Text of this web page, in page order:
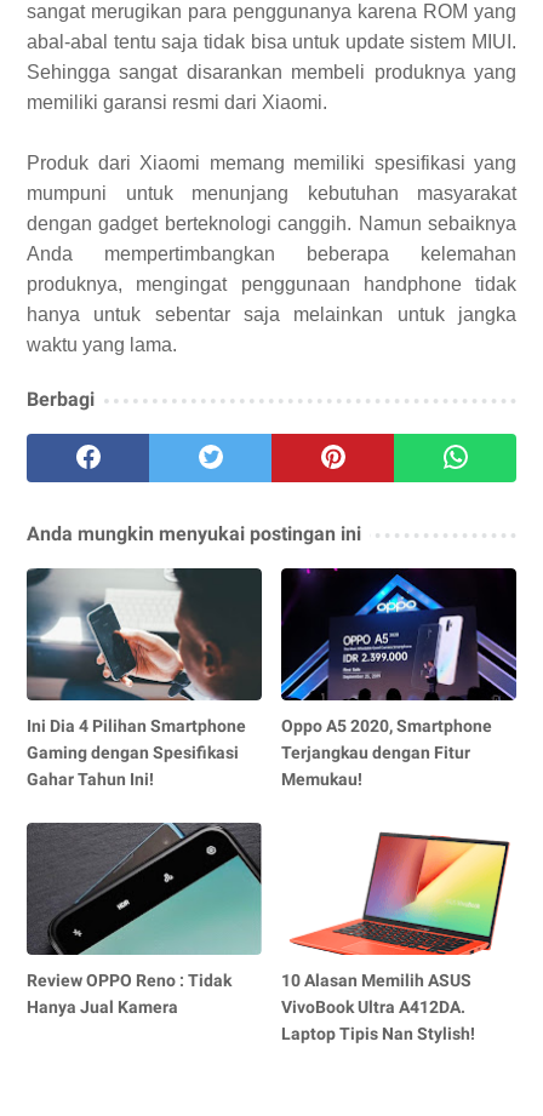
sangat merugikan para penggunanya karena ROM yang
abal-abal tentu saja tidak bisa untuk update sistem MIUI.
Sehingga sangat disarankan membeli produknya yang
memiliki garansi resmi dari Xiaomi.
Produk dari Xiaomi memang memiliki spesifikasi yang
mumpuni untuk menunjang kebutuhan masyarakat
dengan gadget berteknologi canggih. Namun sebaiknya
Anda mempertimbangkan beberapa kelemahan
produknya, mengingat penggunaan handphone tidak
hanya untuk sebentar saja melainkan untuk jangka
waktu yang lama.
Berbagi
Anda mungkin menyukai postingan ini
Ini Dia 4 Pilihan Smartphone
Gaming dengan Spesifikasi
Gahar Tahun Ini!
Oppo A5 2020, Smartphone
Terjangkau dengan Fitur
Memukau!
Review OPPO Reno : Tidak
Hanya Jual Kamera
10 Alasan Memilih ASUS
VivoBook Ultra A412DA.
Laptop Tipis Nan Stylish!